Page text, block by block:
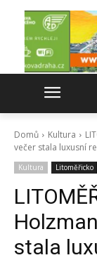
Domů Kultura
večer stala luxusní
Kultura Litoměřicko
stala